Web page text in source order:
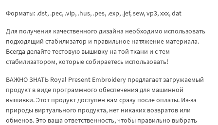
Форматы: .dst, .pec, .vip, .hus, .pes, .exp, .jef, sew, vp3, xxx, dat
Для получения качественного дизайна необходимо использовать
подходящий стабилизатор и правильное натяжение материала.
Всегда делайте тестовую вышивку на той ткани и с тем
стабилизатором, которые собираетесь использовать!
ВАЖНО ЗНАТЬ Royal Present Embroidery предлагает загружаемый
продукт в виде программного обеспечения для машинной
вышивки. Этот продукт доступен вам сразу после оплаты. Из-за
природы виртуального продукта, нет никаких возвратов или
обменов. Это ваша ответственность, чтобы правильно выбрать